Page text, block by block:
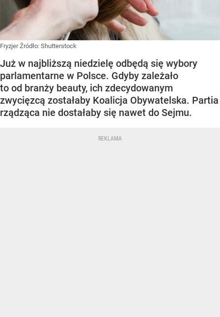
FryzjerŹródło: Shutterstock
Już w najbliższą niedzielę odbędą się wybory
parlamentarne w Polsce. Gdyby zależało
to od branży beauty, ich zdecydowanym
zwycięzcą zostałaby Koalicja Obywatelska. Partia
rządząca nie dostałaby się nawet do Sejmu.